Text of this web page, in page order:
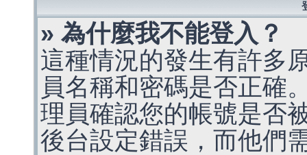
» 為什麼我不能登入？
這種情況的發生有許多
員名稱和密碼是否正確
理員確認您的帳號是否
後台設定錯誤，而他們